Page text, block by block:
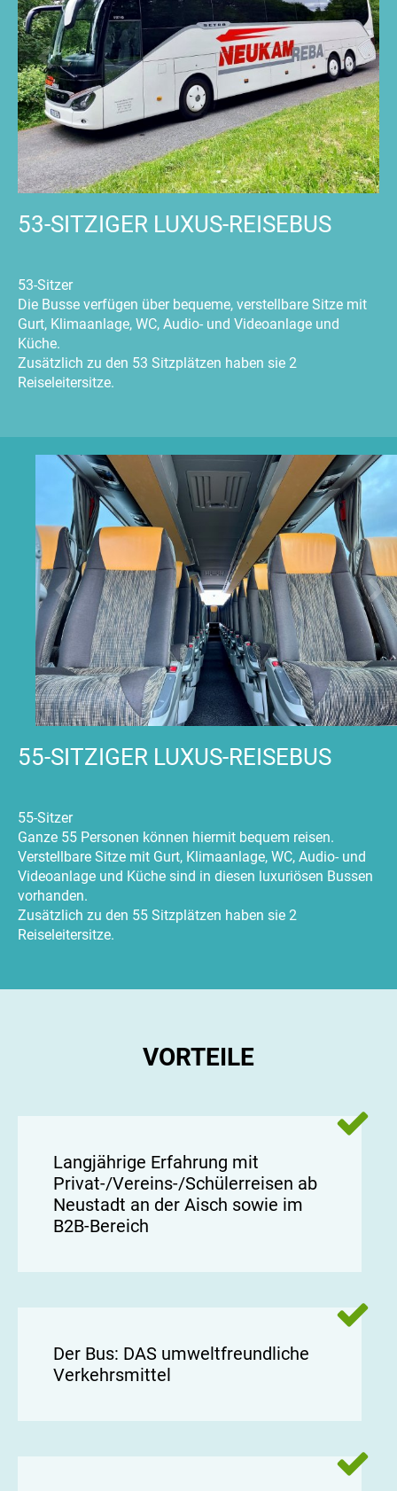
53-SITZIGER LUXUS-REISEBUS
53-Sitzer
Die Busse verfügen über bequeme, verstellbare Sitze mit
Gurt, Klimaanlage, WC, Audio- und Videoanlage und
Küche.
Zusätzlich zu den 53 Sitzplätzen haben sie 2
Reiseleitersitze.
55-SITZIGER LUXUS-REISEBUS
55-Sitzer
Ganze 55 Personen können hiermit bequem reisen.
Verstellbare Sitze mit Gurt, Klimaanlage, WC, Audio- und
Videoanlage und Küche sind in diesen luxuriösen Bussen
vorhanden.
Zusätzlich zu den 55 Sitzplätzen haben sie 2
Reiseleitersitze.
VORTEILE
Langjährige Erfahrung mit
Privat-/Vereins-/Schülerreisen ab
Neustadt an der Aisch sowie im
B2B-Bereich
Der Bus: DAS umweltfreundliche
Verkehrsmittel